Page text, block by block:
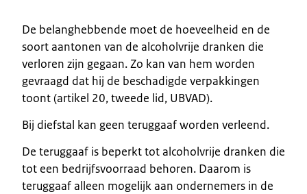
De belanghebbende moet de hoeveelheid en de
soort aantonen van de alcoholvrije dranken die
verloren zijn gegaan. Zo kan van hem worden
gevraagd dat hij de beschadigde verpakkingen
toont (artikel 20, tweede lid, UBVAD).
Bij diefstal kan geen teruggaaf worden verleend.
De teruggaaf is beperkt tot alcoholvrije dranken die
tot een bedrijfsvoorraad behoren. Daarom is
teruggaaf alleen mogelijk aan ondernemers in de